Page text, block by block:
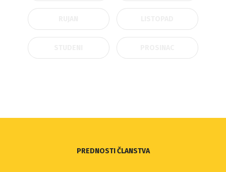
PREDNOSTI ČLANSTVA